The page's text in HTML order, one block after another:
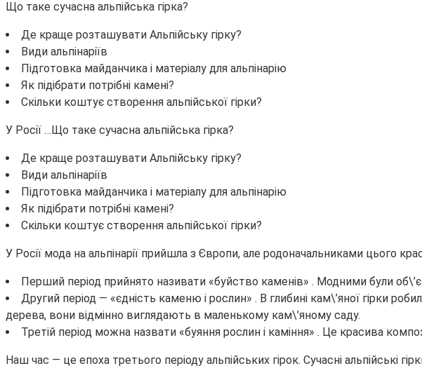
Що таке сучасна альпійська гірка?
Де краще розташувати Альпійську гірку?
Види альпінаріїв
Підготовка майданчика і матеріалу для альпінарію
Як підібрати потрібні камені?
Скільки коштує створення альпійської гірки?
У Росії …Що таке сучасна альпійська гірка?
Де краще розташувати Альпійську гірку?
Види альпінаріїв
Підготовка майданчика і матеріалу для альпінарію
Як підібрати потрібні камені?
Скільки коштує створення альпійської гірки?
У Росії мода на альпінарії прийшла з Європи, але родоначальниками цього
Перший період прийнято називати «буйство каменів» . Модними були
Другий період — «єдність каменю і рослин» . В глибині кам\’яної гірки
дерева, вони відмінно виглядають в маленькому кам\’яному саду.
Третій період можна назвати «буяння рослин і каміння» . Це красива
Наш час — це епоха третього періоду альпійських гірок. Сучасні альпійські